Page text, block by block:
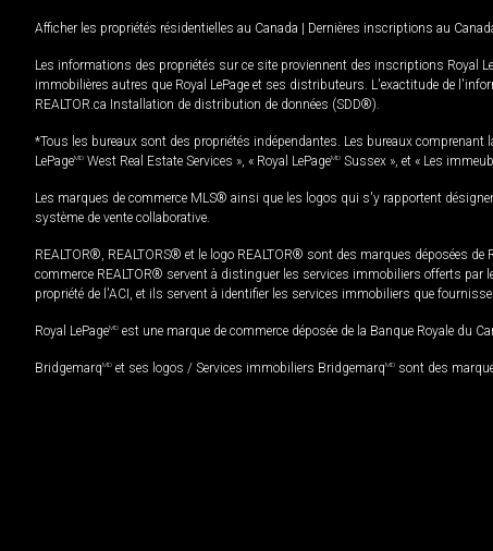
Afficher les propriétés résidentielles au Canada | Dernières inscriptions au
Les informations des propriétés sur ce site proviennent des inscriptions Royal
immobilières autres que Royal LePage et ses distributeurs. L'exactitude de
REALTOR.ca Installation de distribution de données (SDD®).
*Tous les bureaux sont des propriétés indépendantes. Les bureaux comprenant
LePageMD West Real Estate Services », « Royal LePageMD Sussex », et « Les
Les marques de commerce MLS® ainsi que les logos qui s'y rapportent
système de vente collaborative.
REALTOR®, REALTORS® et le logo REALTOR® sont des marques déposées
commerce REALTOR® servent à distinguer les services immobiliers offerts
propriété de l'ACI, et ils servent à identifier les services immobiliers que
Royal LePageMD est une marque de commerce déposée de la Banque Royale du
BridgemarqMD et ses logos / Services immobiliers BridgemarqMD sont des